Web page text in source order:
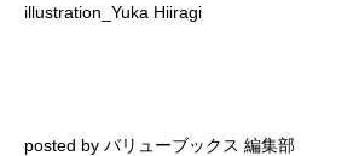
illustration_Yuka Hiiragi
posted by バリューブックス 編集部